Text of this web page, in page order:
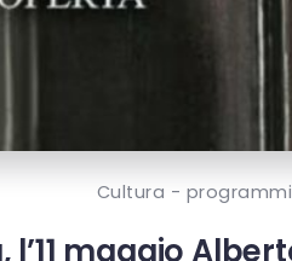
Cultura -
maggio